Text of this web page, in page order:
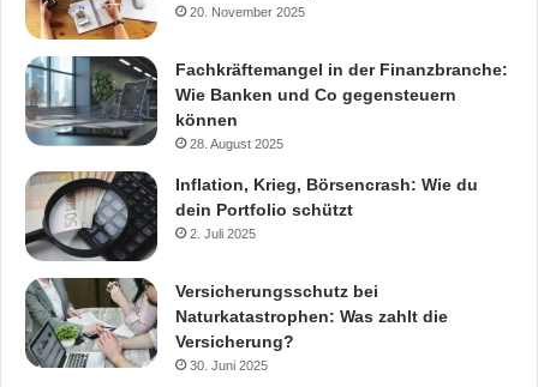
20. November 2025
Fachkräftemangel in der Finanzbranche:
Wie Banken und Co gegensteuern
können
28. August 2025
Inflation, Krieg, Börsencrash: Wie du
dein Portfolio schützt
2. Juli 2025
Versicherungsschutz bei
Naturkatastrophen: Was zahlt die
Versicherung?
30. Juni 2025